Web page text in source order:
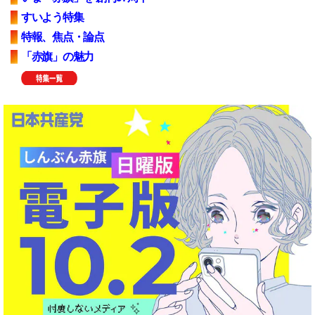
すいよう特集
特報、焦点・論点
「赤旗」の魅力